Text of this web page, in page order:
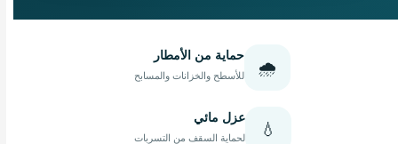
🌧️
حماية من الأمطار
للأسطح والخزانات والمسابح
💧
عزل مائي
لحماية السقف من التسربات